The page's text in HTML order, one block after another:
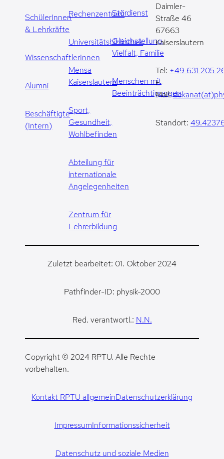
SchülerInnen
& Lehrkräfte
WissenschaftlerInnen
Alumni
Beschäftigte
(Intern)
Rechenzentrum
Universitätsbibliothek
Mensa
Kaiserslautern
Sport,
Gesundheit,
Wohlbefinden
Abteilung für
internationale
Angelegenheiten
Zentrum für
Lehrerbildung
Stördienst
Gleichstellung,
Vielfalt, Familie
Menschen mit
Beeinträchtigungen
Daimler-
Straße 46
67663
Kaiserslautern
Tel: +49 631 205
E-
Mail:
Standort:
Zuletzt bearbeitet: 01. Oktober 2024
Pathfinder-ID: physik-2000
Red. verantwortl.: N.N.
Copyright © 2024 RPTU. Alle Rechte
vorbehalten.
Kontakt RPTU allgemeinDatenschutzerklärung
ImpressumInformationssicherheit
Datenschutz und soziale Medien